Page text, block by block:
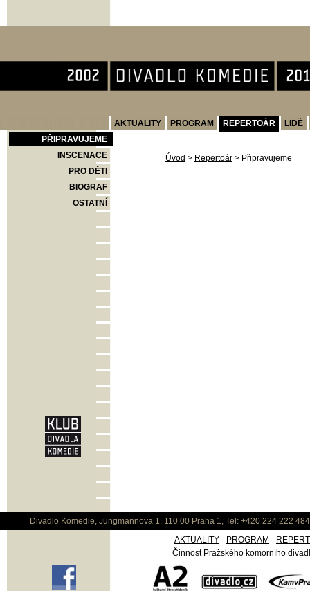
AKTUALITY PROGRAM REPERTOÁR
LIDÉ
PŘIPRAVUJEME
INSCENACE
PRO DĚTI
BIOGRAF
OSTATNÍ
Úvod > Repertoár > Připravujeme
Divadlo Komedie, Jungmannova 1, 110 00 Praha 1, Tel: +420 224 222
AKTUALITY
PROGRAM
Činnost Pražského komorního